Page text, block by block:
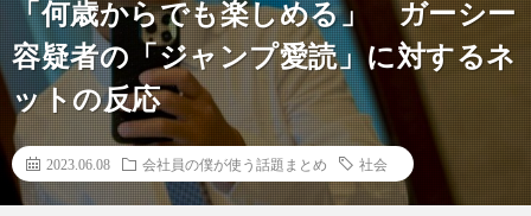
「何歳からでも楽しめる」 ガーシー
容疑者の「ジャンプ愛読」に対するネ
ットの反応
2023.06.08 会社員の僕が使う話題まとめ 社会